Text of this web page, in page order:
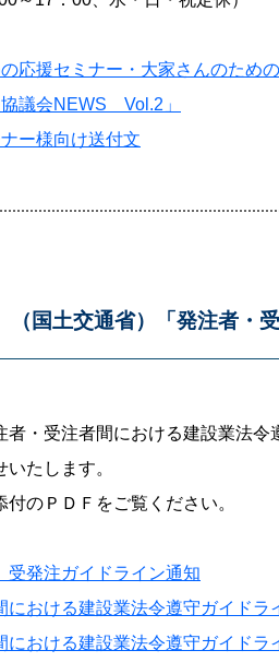
応援セミナー・大家さんのため
議会NEWS Vol.2」
ー様向け送付文
（国土交通省）「発注者
者・受注者間における建設業法
たします。
のＰＤＦをご覧ください。
受発注ガイドライン通知
における建設業法令遵守ガイドラ
における建設業法令遵守ガイドラ